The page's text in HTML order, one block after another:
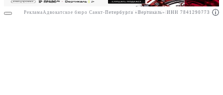
РекламаАО"ПРАВО.РУ" ИНН: 7708095468
Реклама Адвокатское бюро Санкт-Петербурга «Вертикаль» ИНН 7841290773